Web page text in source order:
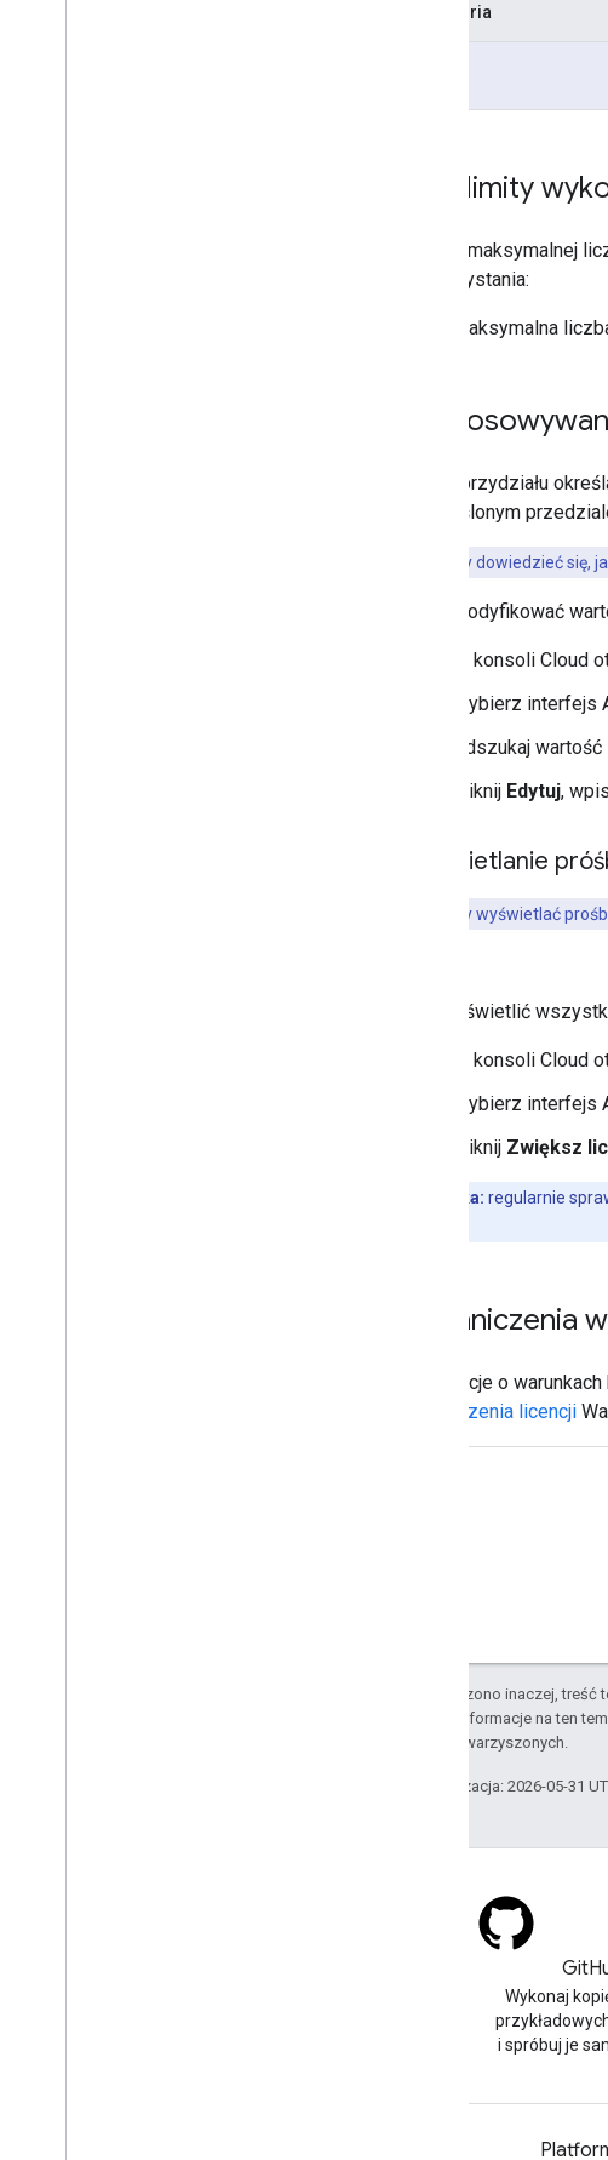
Kategoria
Inne limity
Nie ma maksymalnej
wykorzystania:
Maksymalna
Limity przydziału
w określonym
aby dowiedzieć się,
Aby zmodyfikować
W konsoli Cloud
Wybierz
Odszukaj
Kliknij Edytuj,
Wyświetlanie
aby wyświetlać
Aby wyświetlić
W konsoli Cloud
Wybierz
Kliknij Zwiększ
Wskazówka: regularnie
Ograniczenia
Informacje o
Ograniczenia licencji
O ile nie stwierdzono inaczej, treść
Szczegółowe informacje na ten
podmiotów stowarzyszonych.
Ostatnia aktualizacja: 2026-05-31
Wykonaj
i spróbuj je